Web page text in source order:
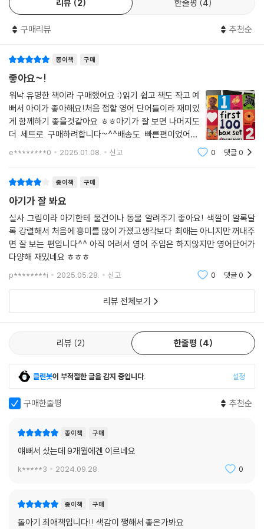
리뷰 2 한줄평 4
구매리뷰 추천순
종이책 구매
좋아요~!
워낙 유명한 책이라 구매했어요 :)읽기 쉽고 책도 작고 예
뻐서 아이가 좋아해요!처음 접할 영어 단어들이라 재미있
게 함께하기 좋을것같아요 ㅎㅎ아기가 잘 보면 나머지도
더 세트로 구매하려합니다~^^배송도 빠른편이었어요.
e********0 2025.01.08. 신고 0 댓글0
종이책 구매
아기가 잘 봐요
실사 그림이라 아기한테 물건이나 동물 알려주기 좋아요! 색깔이 알록달
록 강렬해서 처음에 흥미를 많이 가졌고생각보다 최애는 아니지만 꺼내주
면 잘 보는 편입니다^^ 아직 어려서 영어 주입은 하지않지만 영어단어가
다양해 재밌네요 ㅎㅎㅎ
p********i 2025.05.28. 신고 0 댓글0
리뷰 전체보기
리뷰 2 한줄평 4
클린봇이 부적절한 글을 감지 중입니다. 설정
구매한줄평 추천순
종이책 구매
얘뻐서 샀는데 9개월에겐 이르네요
k*****3 2024.09.28. 0
종이책 구매
돌아기 최애책입니다!! 색감이 쨍해서 좋은가봐요